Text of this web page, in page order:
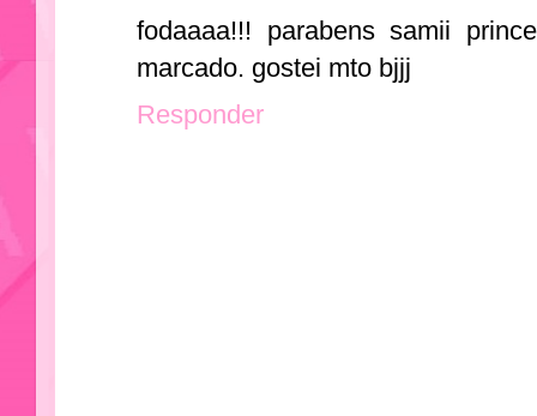
fodaaaa!!! parabens samii
marcado. gostei mto bjjj
Responder